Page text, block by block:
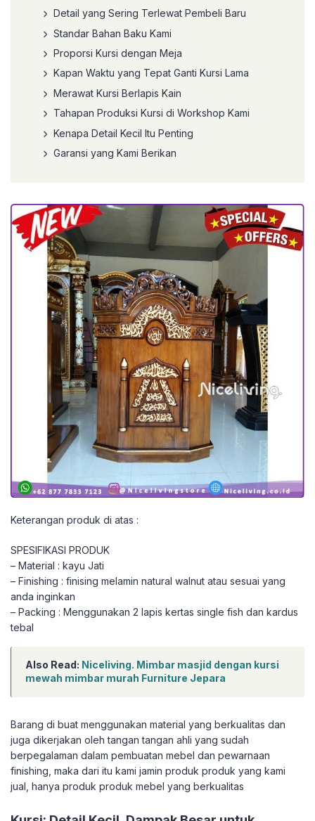
Detail yang Sering Terlewat Pembeli Baru
Standar Bahan Baku Kami
Proporsi Kursi dengan Meja
Kapan Waktu yang Tepat Ganti Kursi Lama
Merawat Kursi Berlapis Kain
Tahapan Produksi Kursi di Workshop Kami
Kenapa Detail Kecil Itu Penting
Garansi yang Kami Berikan
Keterangan produk di atas :
SPESIFIKASI PRODUK
– Material : kayu Jati
– Finishing : finising melamin natural walnut atau sesuai yang
anda inginkan
– Packing : Menggunakan 2 lapis kertas single fish dan kardus
tebal
Also Read: Niceliving. Mimbar masjid dengan kursi
mewah mimbar murah Furniture Jepara
Barang di buat menggunakan material yang berkualitas dan
juga dikerjakan oleh tangan tangan ahli yang sudah
berpegalaman dalam pembuatan mebel dan pewarnaan
finishing, maka dari itu kami jamin produk produk yang kami
jual, hanya produk produk mebel yang berkualitas